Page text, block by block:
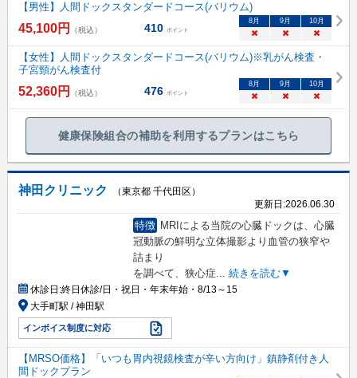
【男性】人間ドックスタンダードコース(バリウム)
45,100円 （税込） 410 ポイント
8月 9月 10月
× × ×
【女性】人間ドックスタンダードコース(バリウム)※乳がん検査・
子宮頸がん検査付
52,360円 （税込） 476 ポイント
8月 9月 10月
× × ×
健康保険組合の補助を利用するプランはこちら
神田クリニック
（東京都 千代田区）
更新日:2026.06.30
特徴 MRIによる当院の心臓ドックは、心臓
冠動脈の鮮明な立体撮影より血管の狭窄や
詰まり
を調べて、狭心症
続きを読む▼
休診日:終日休診/日・祝日・年末年始・8/13～15
大手町駅 / 神田駅
インボイス制度に対応
【MRSO価格】「いつも胃内視鏡検査が辛い方向け」鎮静剤付き人
間ドックプラン